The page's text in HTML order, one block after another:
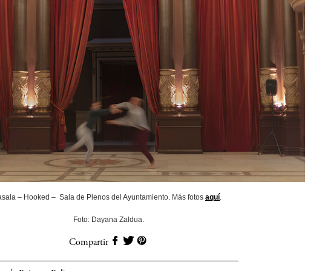
– Hooked – Sala de Plenos del Ayuntamiento. Más fotos aquí.
Foto: Dayana Zaldua.
Compartir